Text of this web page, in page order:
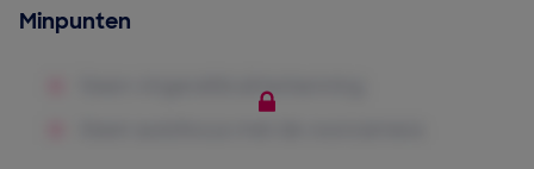
Minpunten